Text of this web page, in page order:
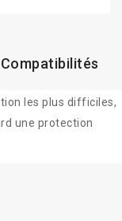
Compatibilités
les plus difficiles,
une protection